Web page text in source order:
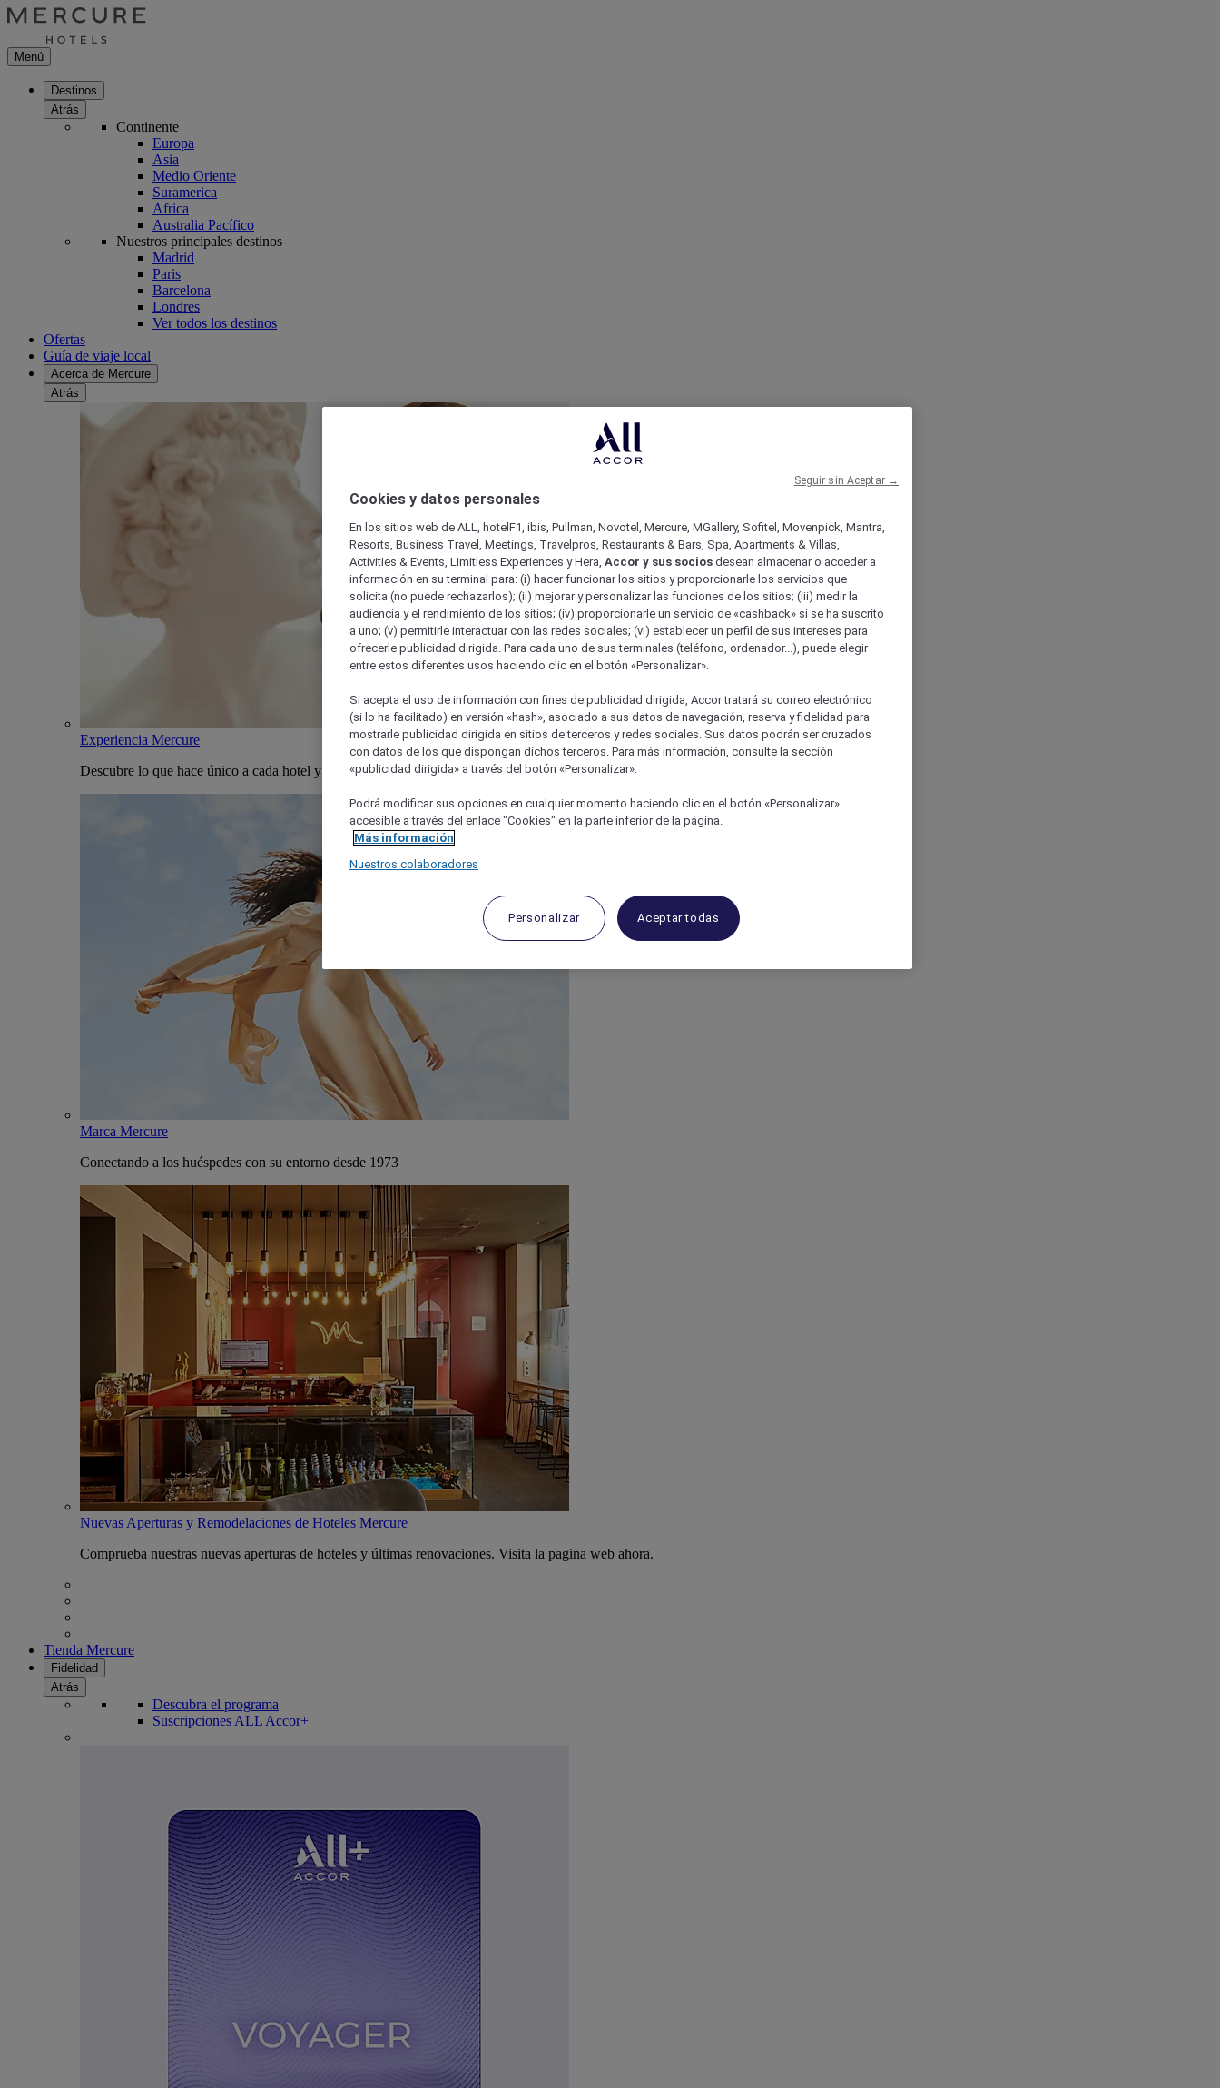
Menú
Destinos
Atrás
Continente
Europa
Asia
Medio Oriente
Suramerica
Africa
Australia Pacífico
Nuestros principales destinos
Madrid
Paris
Barcelona
Londres
Ver todos los destinos
Ofertas
Guía de viaje local
Acerca de Mercure
Atrás
Experiencia Mercure
Descubre lo que hace único a cada hotel y estancia Mercure
Marca Mercure
Conectando a los huéspedes con su entorno desde 1973
Nuevas Aperturas y Remodelaciones de Hoteles Mercure
Comprueba nuestras nuevas aperturas de hoteles y últimas renovaciones. Visita la pagina web ahora.
Tienda Mercure
Fidelidad
Atrás
Descubra el programa
Suscripciones ALL Accor+
Cookies y datos personales
En los sitios web de ALL, hotelF1, ibis, Pullman, Novotel, Mercure, MGallery, Sofitel, Movenpick, Mantra,
Resorts, Business Travel, Meetings, Travelpros, Restaurants & Bars, Spa, Apartments & Villas,
Activities & Events, Limitless Experiences y Hera, Accor y sus socios desean almacenar o acceder a
información en su terminal para: (i) hacer funcionar los sitios y proporcionarle los servicios que
solicita (no puede rechazarlos); (ii) mejorar y personalizar las funciones de los sitios; (iii) medir la
audiencia y el rendimiento de los sitios; (iv) proporcionarle un servicio de «cashback» si se ha suscrito
a uno; (v) permitirle interactuar con las redes sociales; (vi) establecer un perfil de sus intereses para
ofrecerle publicidad dirigida. Para cada uno de sus terminales (teléfono, ordenador...), puede elegir
entre estos diferentes usos haciendo clic en el botón «Personalizar».
Si acepta el uso de información con fines de publicidad dirigida, Accor tratará su correo electrónico
(si lo ha facilitado) en versión «hash», asociado a sus datos de navegación, reserva y fidelidad para
mostrarle publicidad dirigida en sitios de terceros y redes sociales. Sus datos podrán ser cruzados
con datos de los que dispongan dichos terceros. Para más información, consulte la sección
«publicidad dirigida» a través del botón «Personalizar».
Podrá modificar sus opciones en cualquier momento haciendo clic en el botón «Personalizar»
accesible a través del enlace "Cookies" en la parte inferior de la página.
Más información
Nuestros colaboradores
Personalizar Aceptar todas
Seguir sin Aceptar →